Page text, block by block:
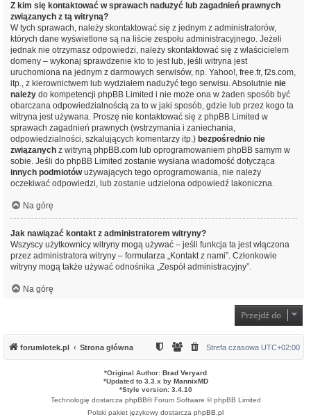
Z kim się kontaktować w sprawach nadużyć lub zagadnień prawnych
związanych z tą witryną?
W tych sprawach, należy skontaktować się z jednym z administratorów,
których dane wyświetlone są na liście zespołu administracyjnego. Jeżeli
jednak nie otrzymasz odpowiedzi, należy skontaktować się z właścicielem
domeny – wykonaj sprawdzenie kto to jestlub, jeśli witryna jest
uruchomiona na jednym z darmowych serwisów, np. Yahoo!, free.fr, f2s.com,
itp., z kierownictwem lub wydziałem nadużyć tego serwisu. Absolutnie nie
należy do kompetencji phpBB Limited i nie może ona w żaden sposób być
obarczana odpowiedzialnością za to w jaki sposób, gdzie lub przez kogo ta
witryna jest używana. Proszę nie kontaktować się z phpBB Limited w
sprawach zagadnień prawnych (wstrzymania i zaniechania,
odpowiedzialności, szkalujących komentarzy itp.) bezpośrednio nie
związanych z witryną phpBB.com lub oprogramowaniem phpBB samym w
sobie. Jeśli do phpBB Limited zostanie wysłana wiadomość dotycząca
innych podmiotówużywających tego oprogramowania, nie należy
oczekiwać odpowiedzi, lub zostanie udzielona odpowiedź lakoniczna.
Na górę
Jak nawiązać kontakt z administratorem witryny?
Wszyscy użytkownicy witryny mogą używać – jeśli funkcja ta jest włączona
przez administratora witryny – formularza „Kontakt z nami”. Członkowie
witryny mogą także używać odnośnika „Zespół administracyjny”.
Na górę
Przejdź do
forumlotek.pl Strona główna Strefa czasowa UTC+02:00
*Original Author: Brad Veryard
*Updated to 3.3.x by MannixMD
*Style version: 3.4.10
Technologię dostarcza phpBB® Forum Software © phpBB Limited
Polski pakiet językowy dostarcza phpBB.pl